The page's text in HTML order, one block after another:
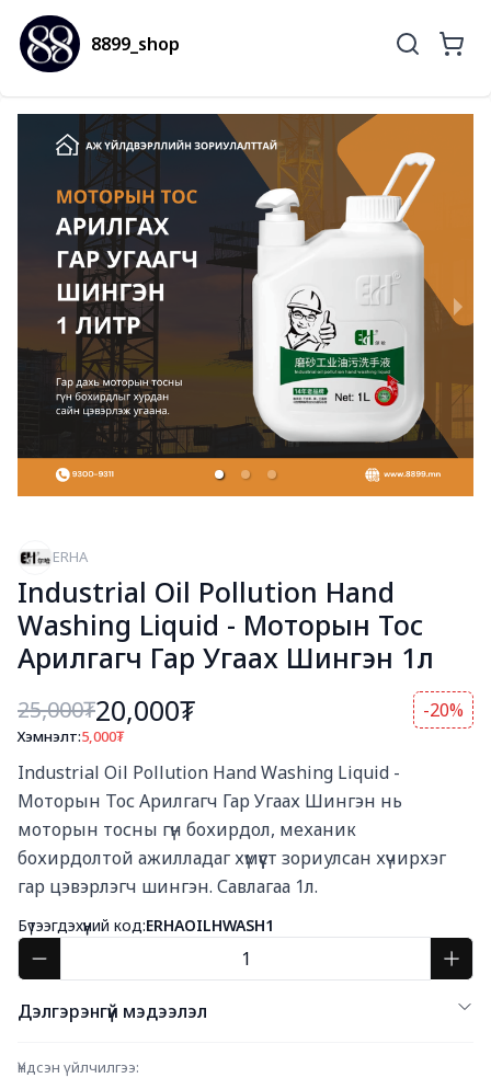
8899_shop
ERHA
Industrial Oil Pollution Hand
Washing Liquid - Моторын Тос
Арилгагч Гар Угаах Шингэн 1л
25,000₮20,000₮ -20%
Хэмнэлт:5,000₮
Industrial Oil Pollution Hand Washing Liquid -
Моторын Тос Арилгагч Гар Угаах Шингэн нь
моторын тосны гүн бохирдол, механик
бохирдолтой ажилладаг хүмүүст зориулсан хүчирхэг
гар цэвэрлэгч шингэн. Савлагаа 1л.
Бүтээгдэхүүний код:ERHAOILHWASH1
Дэлгэрэнгүй мэдээлэл
Үндсэн үйлчилгээ: